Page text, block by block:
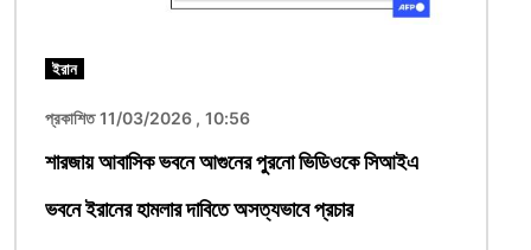
ইরান
প্রকাশিত 11/03/2026 , 10:56
শারজায় আবাসিক ভবনে আগুনের পুরনো ভিডিওকে সিআইএ
ভবনে ইরানের হামলার দাবিতে অসত্যভাবে প্রচার